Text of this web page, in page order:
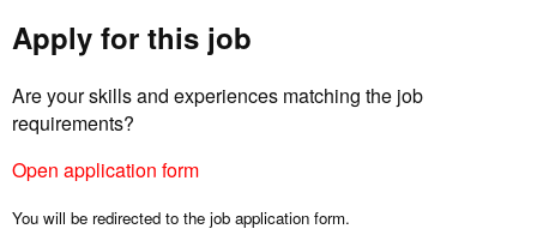
Apply for this job
Are your skills and experiences matching the job
requirements?
Open application form
You will be redirected to the job application form.